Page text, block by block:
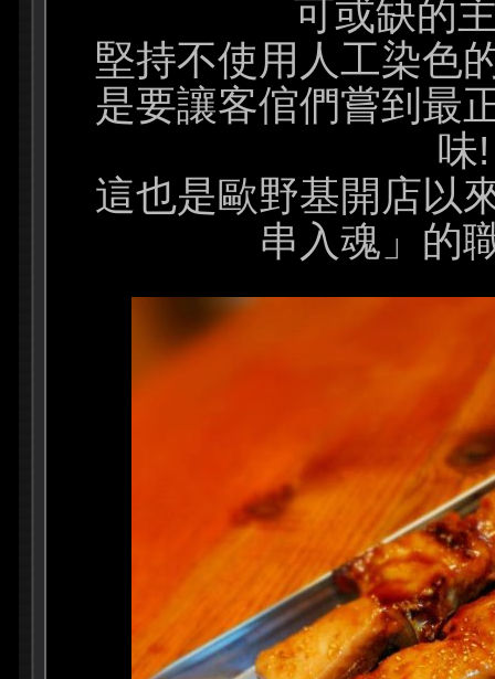
可或缺的
堅持不使用人工染色
是要讓客倌們嘗到最
味!
這也是歐野基開店以
串入魂」的